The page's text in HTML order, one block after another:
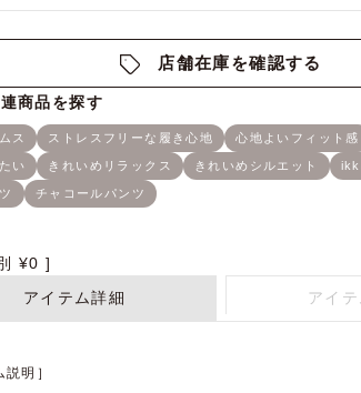
店舗在庫を確認する
¥0
アイテム詳細
アイ
説明］